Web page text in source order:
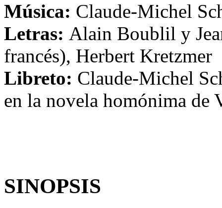
Música: Claude-Michel
Letras: Alain Boublil y
francés), Herbert Kretzmer
Libreto: Claude-Michel
en la novela homónima de
SINOPSIS